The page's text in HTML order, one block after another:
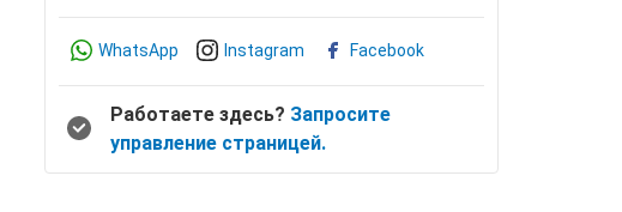
WhatsApp Instagram Facebook
Работаете здесь? Запросите
управление страницей.